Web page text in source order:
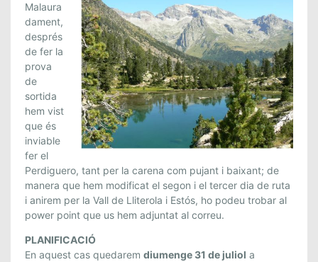
S
A
E
S
T
I
U
F
A
L
C
O
N
S
A
L
Malaura
dament,
després
de fer la
prova
de
sortida
hem vist
que és
inviable
fer el
Perdiguero, tant per la carena com pujant i baixant; de
manera que hem modificat el segon i el tercer dia de ruta
i anirem per la Vall de Lliterola i Estós, ho podeu trobar al
power point que us hem adjuntat al correu.
PLANIFICACIÓ
En aquest cas quedarem diumenge 31 de juliol a